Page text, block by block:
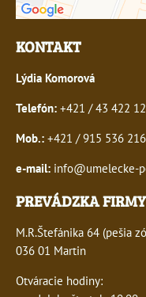
KONTAKT
Lýdia Komorová
Telefón: +421 / 43 422
Mob.: +421 / 915 536 216
e-mail: info@umelecke-
PREVÁDZKA FIRMY
M.R.Štefánika 64 (pešia
036 01 Martin
Otváracie hodiny: